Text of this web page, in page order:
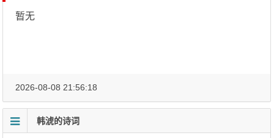
暂无
2026-08-08 21:56:18
韩淲的诗词